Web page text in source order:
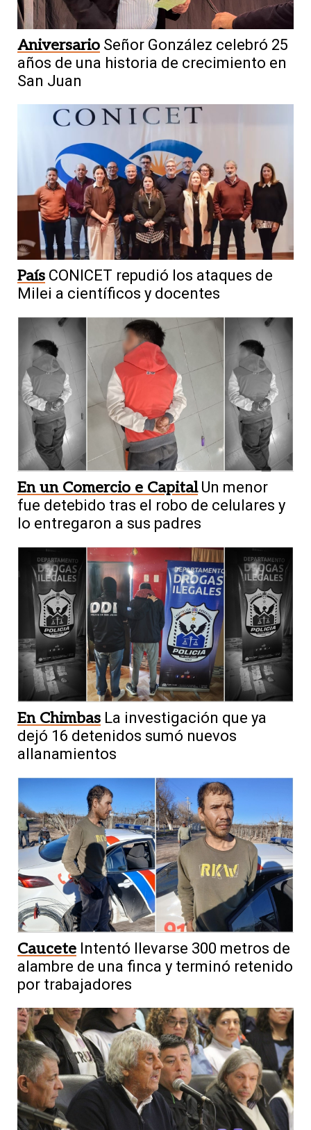
Aniversario Señor González celebró 25
años de una historia de crecimiento en
San Juan
País CONICET repudió los ataques de
Milei a científicos y docentes
En un Comercio e Capital Un menor
fue detebido tras el robo de celulares y
lo entregaron a sus padres
En Chimbas La investigación que ya
dejó 16 detenidos sumó nuevos
allanamientos
Caucete Intentó llevarse 300 metros de
alambre de una finca y terminó retenido
por trabajadores